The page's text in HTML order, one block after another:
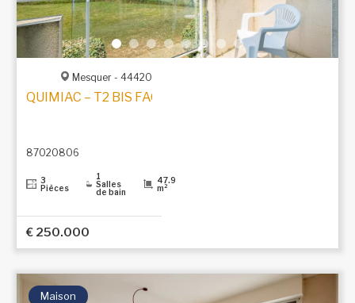
Mesquer - 44420
QUIMIAC – T2 BIS FACE À LA MER AVEC ACCÈS
87020806
3
Pièces
1
Salles
de bain
47.9
m²
€ 250.000
Maison